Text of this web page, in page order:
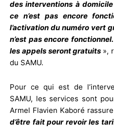
des interventions à
ce n’est pas encore
l’activation du numéro vert
n’est pas encore
les appels seront gratuits »,
du SAMU.
Pour ce qui est de
SAMU, les services sont
Armel Flavien Kaboré
d’être fait pour revoir les